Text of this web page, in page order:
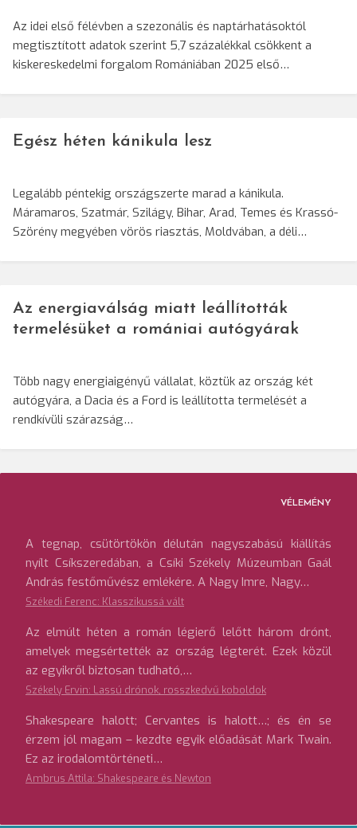
Az idei első félévben a szezonális és naptárhatásoktól
megtisztított adatok szerint 5,7 százalékkal csökkent a
kiskereskedelmi forgalom Romániában 2025 első…
Egész héten kánikula lesz
Legalább péntekig országszerte marad a kánikula.
Máramaros, Szatmár, Szilágy, Bihar, Arad, Temes és Krassó-
Szörény megyében vörös riasztás, Moldvában, a déli…
Az energiaválság miatt leállították
termelésüket a romániai autógyárak
Több nagy energiaigényű vállalat, köztük az ország két
autógyára, a Dacia és a Ford is leállította termelését a
rendkívüli szárazság…
VÉLEMÉNY
A tegnap, csütörtökön délután nagyszabású kiállítás
nyílt Csíkszeredában, a Csíki Székely Múzeumban Gaál
András festőművész emlékére. A Nagy Imre, Nagy…
Székedi Ferenc: Klasszikussá vált
Az elmúlt héten a román légierő lelőtt három drónt,
amelyek megsértették az ország légterét. Ezek közül
az egyikről biztosan tudható,…
Székely Ervin: Lassú drónok, rosszkedvű koboldok
Shakespeare halott; Cervantes is halott…; és én se
érzem jól magam – kezdte egyik előadását Mark Twain.
Ez az irodalomtörténeti…
Ambrus Attila: Shakespeare és Newton